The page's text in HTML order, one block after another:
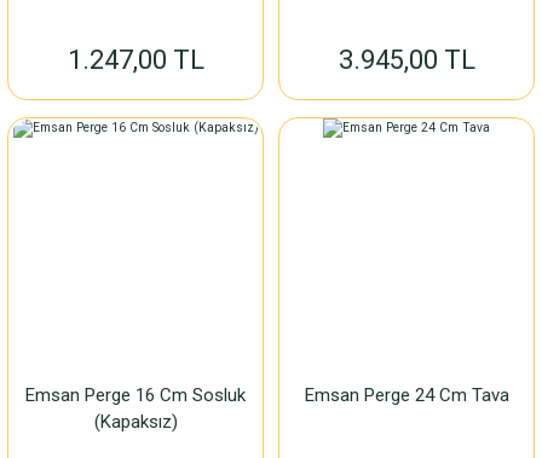
1.247,00 TL 3.945,00 TL
Emsan Perge 16 Cm Sosluk
(Kapaksız)
Emsan Perge 24 Cm Tava